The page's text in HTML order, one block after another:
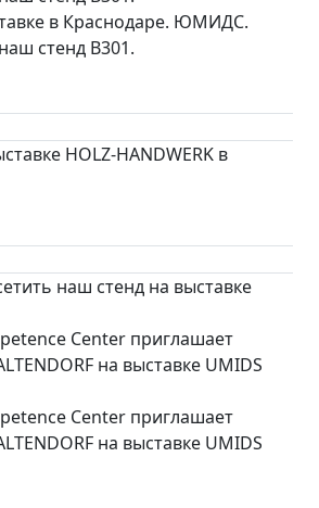
в Краснодаре. ЮМИДС.
стенд В301.
HOLZ-HANDWERK в
наш стенд на выставке
Center приглашает
на выставке UMIDS
Center приглашает
на выставке UMIDS